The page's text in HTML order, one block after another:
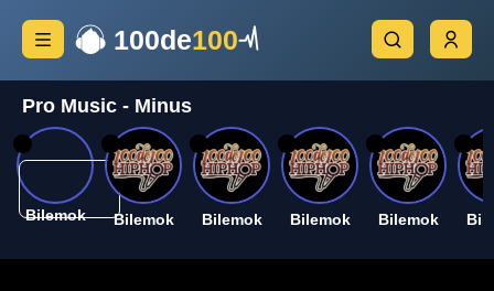
100de100
Pro Music - Minus
Bilemok Bilemok Bilemok Bilemok Bilemok